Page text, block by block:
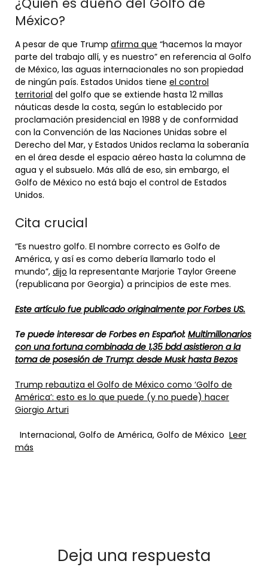
México?
A pesar de que Trump afirma que “hacemos la mayor
parte del trabajo allí, y es nuestro” en referencia al Golfo
de México, las aguas internacionales no son propiedad
de ningún país. Estados Unidos tiene el control
territorial del golfo que se extiende hasta 12 millas
náuticas desde la costa, según lo establecido por
proclamación presidencial en 1988 y de conformidad
con la Convención de las Naciones Unidas sobre el
Derecho del Mar, y Estados Unidos reclama la soberanía
en el área desde el espacio aéreo hasta la columna de
agua y el subsuelo. Más allá de eso, sin embargo, el
Golfo de México no está bajo el control de Estados
Unidos.
Cita crucial
“Es nuestro golfo. El nombre correcto es Golfo de
América, y así es como debería llamarlo todo el
mundo”, dijo la representante Marjorie Taylor Greene
(republicana por Georgia) a principios de este mes.
Este artículo fue publicado originalmente por Forbes US.
Te puede interesar de Forbes en Español: Multimillonarios
con una fortuna combinada de 1,35 bdd asistieron a la
toma de posesión de Trump: desde Musk hasta Bezos
Trump rebautiza el Golfo de México como ‘Golfo de
América’: esto es lo que puede (y no puede) hacer
Giorgio Arturi
Internacional, Golfo de América, Golfo de México Leer
más
Deja una respuesta